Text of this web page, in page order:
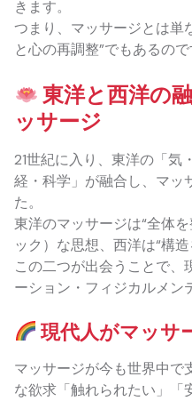
きます。
つまり、マッサージとは単
と心の再調整”でもあるので
東洋と西洋の
ッサージ
21世紀に入り、東洋の「気
経・科学」が融合し、マッ
た。
東洋のマッサージは“全体
ック）な思想、西洋は“構
この二つが出会うことで
ーション・フィジカルメン
現代人がマッサ
マッサージが今も世界中で
な欲求「触れられたい」「